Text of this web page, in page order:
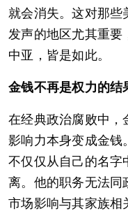
就会消失。这对那些
发声的地区尤其重要
中亚，皆是如此。
金钱不再是权力的结
在经典政治腐败中，
影响力本身变成金钱
不仅仅从自己的名字
离。他的职务无法同
市场影响与其家族相